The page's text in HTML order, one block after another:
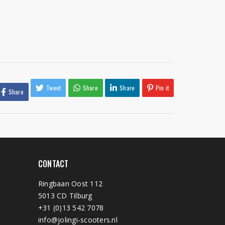
Share Tweet Share Share Pin it
CONTACT
Ringbaan Oost 112
5013 CD Tilburg
+31 (0)13 542 7078
info@jolingi-scooters.nl